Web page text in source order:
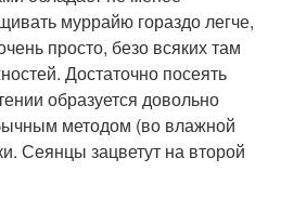
муррайю гораздо легче,
просто, безо всяких там
Достаточно посеять
образуется довольно
методом (во влажной
Сеянцы зацветут на второй